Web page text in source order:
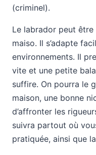
(criminel).
Le labrador peut être
maiso. Il s’adapte
environnements. Il
vite et une petite
suffire. On pourra le
maison, une bonne
d’affronter les
suivra partout où
pratiquée, ainsi que